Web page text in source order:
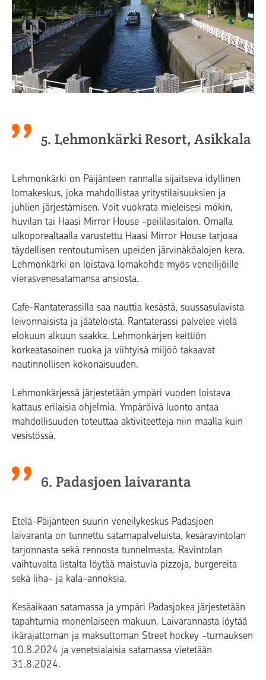
5. Lehmonkärki Resort, Asikkala
Lehmonkärki on Päijänteen rannalla sijaitseva idyllinen
lomakeskus, joka mahdollistaa yritystilaisuuksien ja
juhlien järjestämisen. Voit vuokrata mieleisesi mökin,
huvilan tai Haasi Mirror House -peililasitalon. Omalla
ulkoporealtaalla varustettu Haasi Mirror House tarjoaa
täydellisen rentoutumisen upeiden järvinäköalojen kera.
Lehmonkärki on loistava lomakohde myös veneilijöille
vierasvenesatamansa ansiosta.
Cafe-Rantaterassilla saa nauttia kesästä, suussasulavista
leivonnaisista ja jäätelöistä. Rantaterassi palvelee vielä
elokuun alkuun saakka. Lehmonkärjen keittiön
korkeatasoinen ruoka ja viihtyisä miljöö takaavat
nautinnollisen kokonaisuuden.
Lehmonkärjessä järjestetään ympäri vuoden loistava
kattaus erilaisia ohjelmia. Ympäröivä luonto antaa
mahdollisuuden toteuttaa aktiviteetteja niin maalla kuin
vesistössä.
6. Padasjoen laivaranta
Etelä-Päijänteen suurin veneilykeskus Padasjoen
laivaranta on tunnettu satamapalveluista, kesäravintolan
tarjonnasta sekä rennosta tunnelmasta. Ravintolan
vaihtuvalta listalta löytää maistuvia pizzoja, burgereita
sekä liha- ja kala-annoksia.
Kesäaikaan satamassa ja ympäri Padasjokea järjestetään
tapahtumia monenlaiseen makuun. Laivarannasta löytää
ikärajattoman ja maksuttoman Street hockey -turnauksen
10.8.2024 ja venetsialaisia satamassa vietetään
31.8.2024.